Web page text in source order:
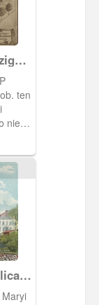
ten
niego